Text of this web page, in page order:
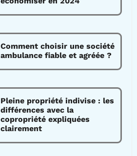
Comment choisir une société
ambulance fiable et agréée ?
Pleine propriété indivise : les
différences avec la
copropriété expliquées
clairement